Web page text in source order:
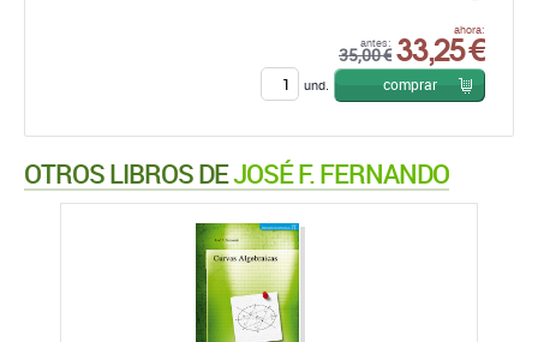
antes:
35,00 €
ahora:
33,25 €
und. comprar
OTROS LIBROS DEJOSÉ F. FERNANDO